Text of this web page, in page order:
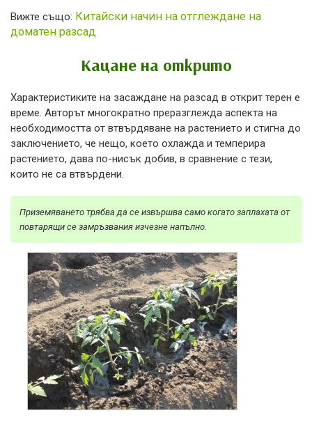
Вижте също: Китайски начин на отглеждане на
доматен разсад
Кацане на открито
Характеристиките на засаждане на разсад в открит терен е
време. Авторът многократно преразглежда аспекта на
необходимостта от втвърдяване на растението и стигна до
заключението, че нещо, което охлажда и темперира
растението, дава по-нисък добив, в сравнение с тези,
които не са втвърдени.
Приземяването трябва да се извършва само когато заплахата от
повтарящи се замръзвания изчезне напълно.